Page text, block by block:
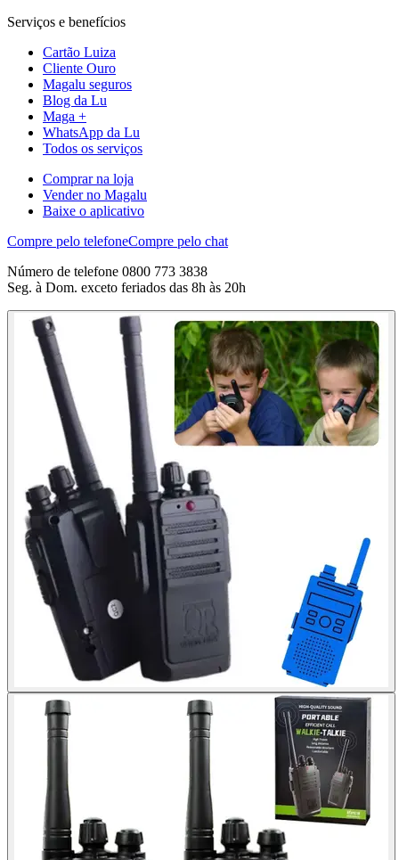
Serviços e benefícios
Cartão Luiza
Cliente Ouro
Magalu seguros
Blog da Lu
Maga +
WhatsApp da Lu
Todos os serviços
Comprar na loja
Vender no Magalu
Baixe o aplicativo
Compre pelo telefoneCompre pelo chat
Número de telefone 0800 773 3838
Seg. à Dom. exceto feriados das 8h às 20h